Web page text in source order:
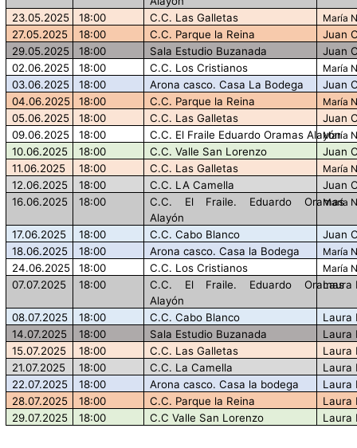
23.05.2025
18:00 C.C. Las Galletas María
27.05.2025 18:00 C.C. Parque la Reina
Juan
29.05.2025
18:00 Sala Estudio Buzanada
Juan
02.06.2025
18:00 C.C. Los Cristianos María
03.06.2025 18:00 Arona casco. Casa La Bodega
Juan
04.06.2025
18:00 C.C. Parque la Reina María
05.06.2025 18:00 C.C. Las Galletas
Juan
09.06.2025
18:00 C.C. El Fraile Eduardo Oramas Alayón
María
10.06.2025 18:00 C.C. Valle San Lorenzo
Juan
11.06.2025
18:00 C.C. Las Galletas María
12.06.2025 18:00 C.C. LA Camella
Juan
16.06.2025
18:00
C.C. El Fraile. Eduardo Oramas
Alayón
María
17.06.2025 18:00 C.C. Cabo Blanco
Juan
18.06.2025
18:00 Arona casco. Casa la Bodega María
24.06.2025 18:00 C.C. Los Cristianos María
07.07.2025 18:00
C.C. El Fraile. Eduardo Oramas
Alayón
Laura
08.07.2025 18:00 C.C. Cabo Blanco
Laura
14.07.2025
18:00 Sala Estudio Buzanada
Laura
15.07.2025
18:00 C.C. Las Galletas
Laura
21.07.2025
18:00 C.C. La Camella
Laura
22.07.2025
18:00 Arona casco. Casa la bodega
Laura
28.07.2025
18:00 C.C. Parque la Reina
Laura
29.07.2025
18:00 C.C Valle San Lorenzo Laura